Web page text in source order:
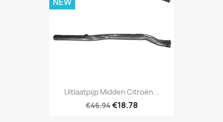
Uitlaatpijp Midden Citroën...
€46.94€18.78